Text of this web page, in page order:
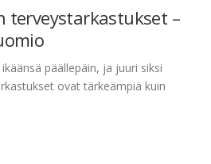
terveystarkastukset –
päällepäin, ja juuri siksi
ovat tärkeämpiä kuin